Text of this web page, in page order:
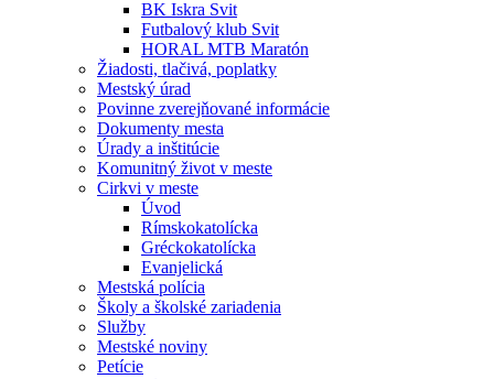
BK Iskra Svit
Futbalový klub Svit
HORAL MTB Maratón
Žiadosti, tlačivá, poplatky
Mestský úrad
Povinne zverejňované informácie
Dokumenty mesta
Úrady a inštitúcie
Komunitný život v meste
Cirkvi v meste
Úvod
Rímskokatolícka
Gréckokatolícka
Evanjelická
Mestská polícia
Školy a školské zariadenia
Služby
Mestské noviny
Petície